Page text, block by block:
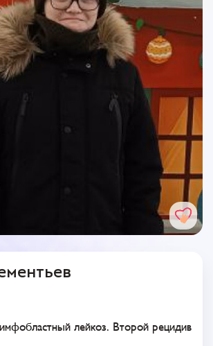
лейкоз. Второй рецидив